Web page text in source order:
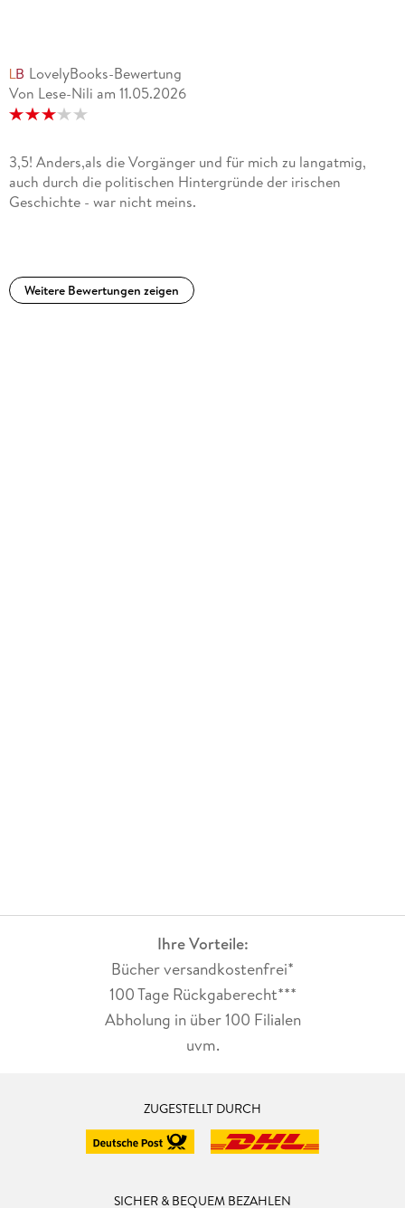
LovelyBooks-Bewertung
Von Lese-Nili am 11.05.2026
3,5! Anders,als die Vorgänger und für mich zu langatmig,
auch durch die politischen Hintergründe der irischen
Geschichte - war nicht meins.
Weitere Bewertungen zeigen
Ihre Vorteile:
Bücher versandkostenfrei*
100 Tage Rückgaberecht***
Abholung in über 100 Filialen
uvm.
ZUGESTELLT DURCH
SICHER & BEQUEM BEZAHLEN